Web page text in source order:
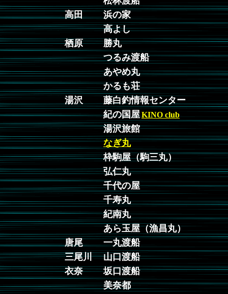
高田
浜の家
高よし
栖原
勝丸
つるみ渡船
あやめ丸
かるも荘
湯沢
藤白釣情報センター
紀の国屋KINO club
湯沢旅館
なぎ丸
枠駒屋（駒三丸）
弘仁丸
千代の屋
千寿丸
紀南丸
あら玉屋（漁昌丸）
唐尾
一丸渡船
三尾川
山口渡船
衣奈
坂口渡船
美奈都